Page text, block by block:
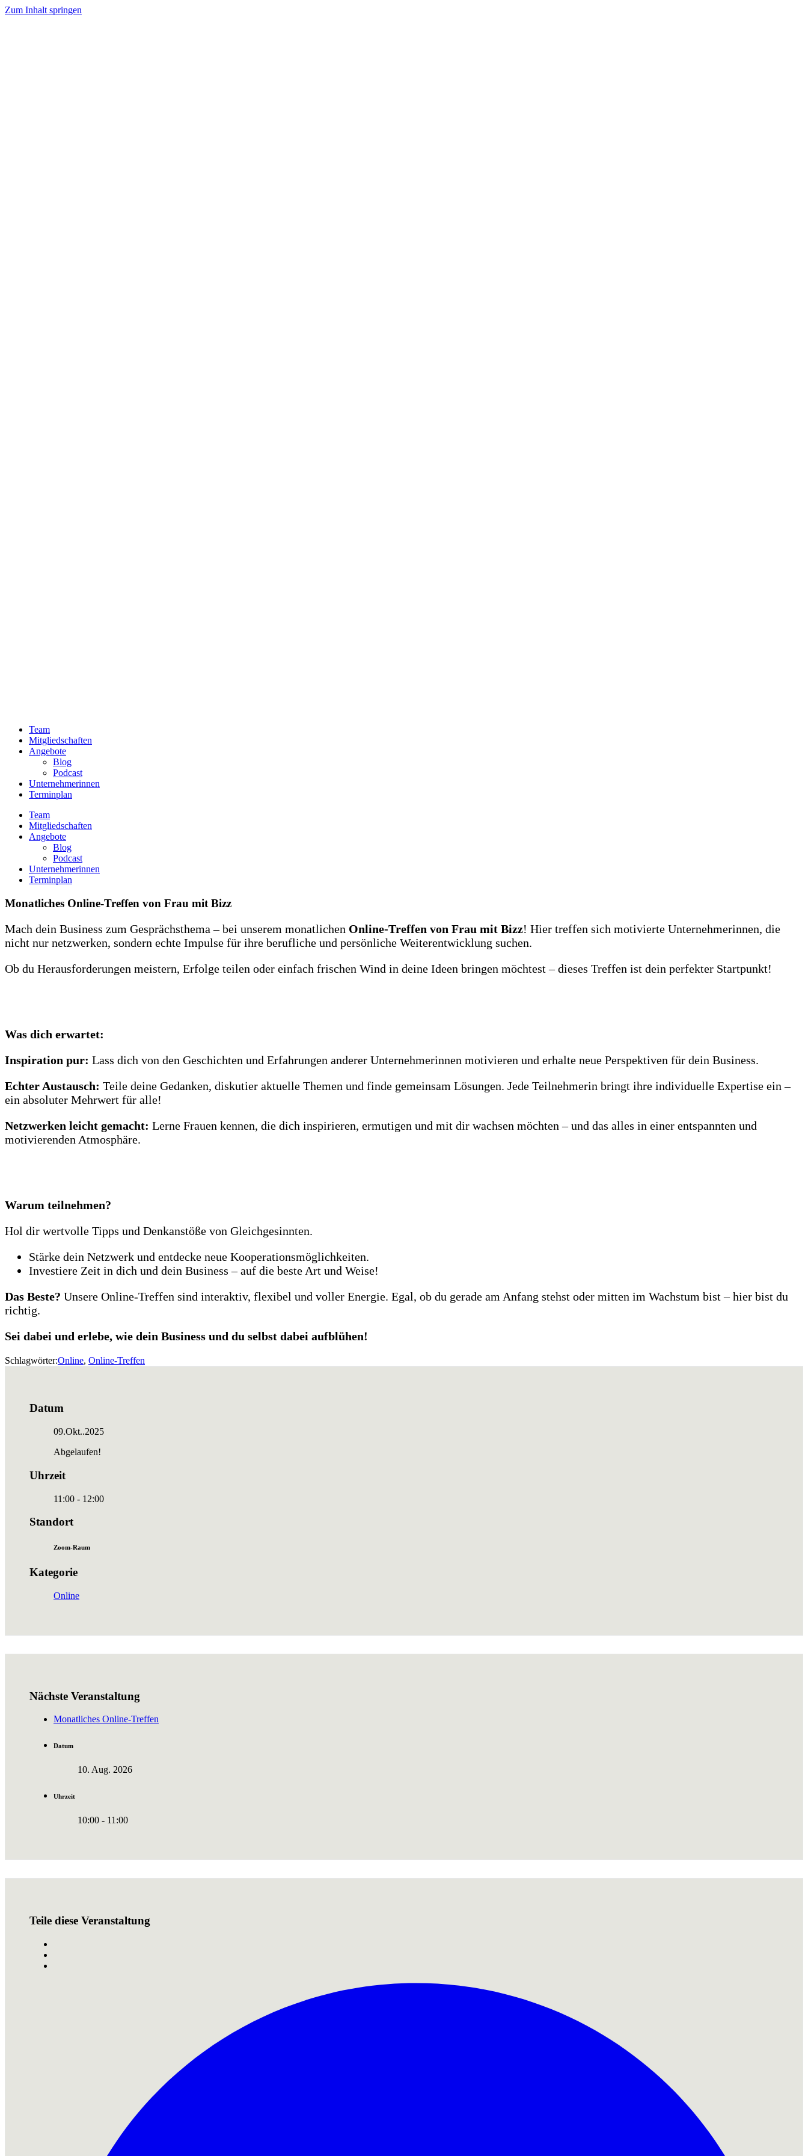
Zum Inhalt springen
Team
Mitgliedschaften
Angebote
Blog
Podcast
Unternehmerinnen
Terminplan
Team
Mitgliedschaften
Angebote
Blog
Podcast
Unternehmerinnen
Terminplan
Monatliches Online-Treffen von Frau mit Bizz
Mach dein Business zum Gesprächsthema – bei unserem monatlichen Online-Treffen von Frau mit Bizz! Hier treffen sich motivierte Unternehmerinnen, die
nicht nur netzwerken, sondern echte Impulse für ihre berufliche und persönliche Weiterentwicklung suchen.
Ob du Herausforderungen meistern, Erfolge teilen oder einfach frischen Wind in deine Ideen bringen möchtest – dieses Treffen ist dein perfekter Startpunkt!
Was dich erwartet:
Inspiration pur: Lass dich von den Geschichten und Erfahrungen anderer Unternehmerinnen motivieren und erhalte neue Perspektiven für dein Business.
Echter Austausch: Teile deine Gedanken, diskutier aktuelle Themen und finde gemeinsam Lösungen. Jede Teilnehmerin bringt ihre individuelle Expertise ein –
ein absoluter Mehrwert für alle!
Netzwerken leicht gemacht: Lerne Frauen kennen, die dich inspirieren, ermutigen und mit dir wachsen möchten – und das alles in einer entspannten und
motivierenden Atmosphäre.
Warum teilnehmen?
Hol dir wertvolle Tipps und Denkanstöße von Gleichgesinnten.
Stärke dein Netzwerk und entdecke neue Kooperationsmöglichkeiten.
Investiere Zeit in dich und dein Business – auf die beste Art und Weise!
Das Beste? Unsere Online-Treffen sind interaktiv, flexibel und voller Energie. Egal, ob du gerade am Anfang stehst oder mitten im Wachstum bist – hier bist du
richtig.
Sei dabei und erlebe, wie dein Business und du selbst dabei aufblühen!
Schlagwörter:Online, Online-Treffen
Datum
09.Okt..2025
Abgelaufen!
Uhrzeit
11:00 - 12:00
Standort
Zoom-Raum
Kategorie
Online
Nächste Veranstaltung
Monatliches Online-Treffen
Datum
10. Aug. 2026
Uhrzeit
10:00 - 11:00
Teile diese Veranstaltung